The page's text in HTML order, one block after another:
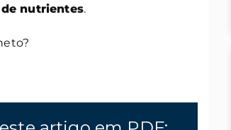
nutrientes.
milheto?